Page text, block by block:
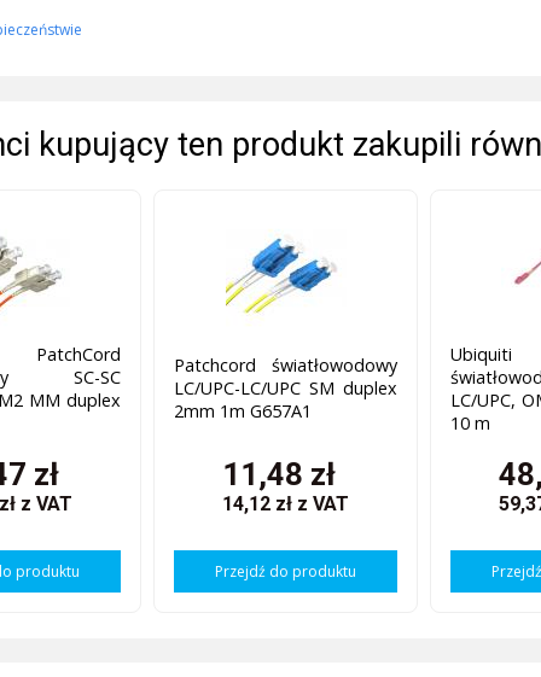
kupujący ten produkt zakupili
SC-SC
MM duplex
zł
z VAT
produktu
Patchcord światłowodowy
LC/UPC-LC/UPC SM duplex
2mm 1m G657A1
11,48 zł
14,12 zł z VAT
Przejdź do produktu
LC/UPC,
10 m